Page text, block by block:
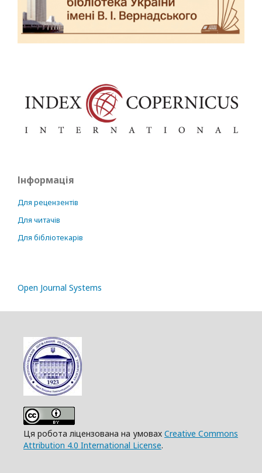
Інформація
Для рецензентів
Для читачів
Для бібліотекарів
Open Journal Systems
Ця робота ліцензована на умовах Creative Commons
Attribution 4.0 International License.